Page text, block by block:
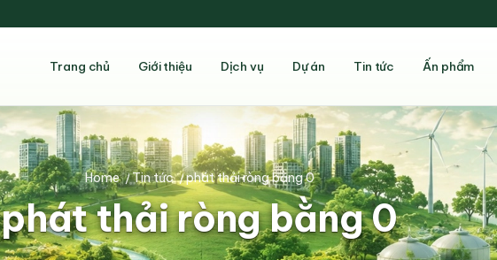
Trang chủ Giới thiệu Dịch vụ Dự án Tin tức Ấn phẩm
phát thải ròng bằng 0
Home /Tin tức /phát thải ròng bằng 0